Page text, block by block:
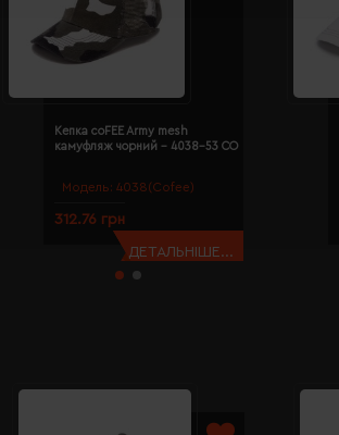
Модель: 4038(Cofee)
Кепка coFEE Army mesh
камуфляж чорний - 4038-53 CO
312.76 грн
ДЕТАЛЬНІШЕ...